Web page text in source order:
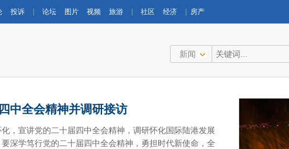
投诉 论坛 图片 视频 旅游 社区 经济 房产
新闻
中全会精神并调研接访
，宣讲党的二十届四中全会精神，调研怀化国际陆港发展
深学笃行党的二十届四中全会精神，勇担时代新使命，全